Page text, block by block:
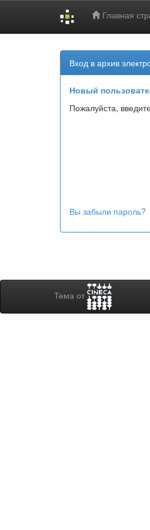
Главная
Вход в архив
Новый
Пожалуйста,
Вы забыли пароль?
Тема от